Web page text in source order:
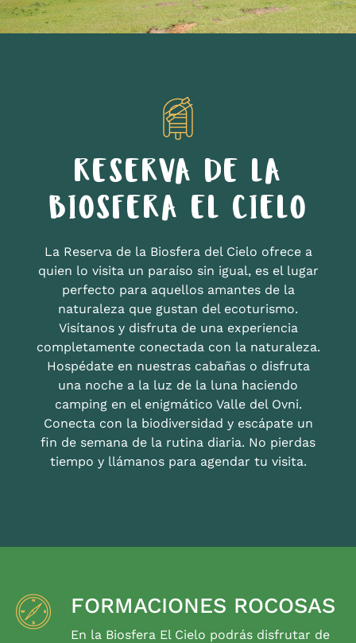
RESERVA DE LA
BIOSFERA EL CIELO
La Reserva de la Biosfera del Cielo ofrece a
quien lo visita un paraíso sin igual, es el lugar
perfecto para aquellos amantes de la
naturaleza que gustan del ecoturismo.
Visítanos y disfruta de una experiencia
completamente conectada con la naturaleza.
Hospédate en nuestras cabañas o disfruta
una noche a la luz de la luna haciendo
camping en el enigmático Valle del Ovni.
Conecta con la biodiversidad y escápate un
fin de semana de la rutina diaria. No pierdas
tiempo y llámanos para agendar tu visita.
FORMACIONES ROCOSAS
En la Biosfera El Cielo podrás disfrutar de